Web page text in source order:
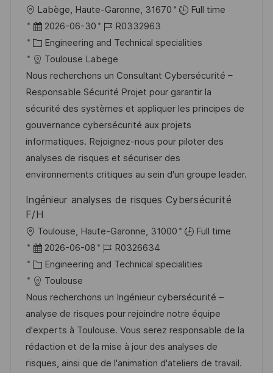
e
t
O
r
t
Labège, Haute-Garonne, 31670
Full time
D
a
t
u
m
d
e
r
V
e
ö
e
t
2026-06-30
J
o
b
-
I
D
R0332963
K
a
t
e
g
o
r
i
e
Engineering and Technical specialities
Toulouse Labege
Nous recherchons un Consultant Cybersécurité –
Responsable Sécurité Projet pour garantir la
sécurité des systèmes et appliquer les principes de
gouvernance cybersécurité aux projets
informatiques. Rejoignez-nous pour piloter des
analyses de risques et sécuriser des
environnements critiques au sein d'un groupe leader.
Ingénieur analyses de risques Cybersécurité
F/H
O
r
t
Toulouse, Haute-Garonne, 31000
Full time
D
a
t
u
m
d
e
r
2026-06-08
J
o
-
I
D
R0326634
K
a
t
e
g
o
r
Engineering and Technical specialities
Toulouse
Nous recherchons un Ingénieur cybersécurité –
analyse de risques pour rejoindre notre équipe
d'experts à Toulouse. Vous serez responsable de la
rédaction et de la mise à jour des analyses de
risques, ainsi que de l'animation d'ateliers de travail.